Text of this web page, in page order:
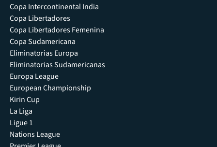
Copa Intercontinental India
Copa Libertadores
Copa Libertadores Femenina
Copa Sudamericana
Eliminatorias Europa
Eliminatorias Sudamericanas
Europa League
European Championship
Kirin Cup
La Liga
Ligue 1
Nations League